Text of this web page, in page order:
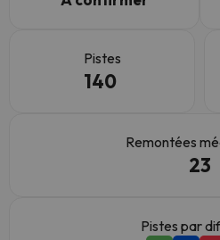
Pistes
140
Remontées
23
Pistes par